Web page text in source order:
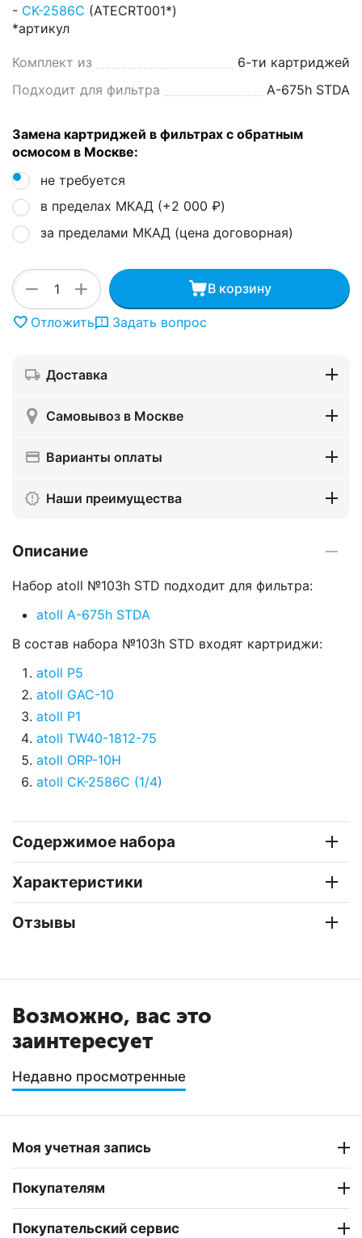
- CK-2586C (ATECRT001*)
*артикул
Комплект из
6-ти картриджей
Подходит для фильтра
A-675h STDA
Замена картриджей в фильтрах с обратным
осмосом в Москве:
не требуется
в пределах МКАД (+2 000 ₽)
за пределами МКАД (цена договорная)
+
− В корзину
Отложить Задать вопрос
Доставка
Самовывоз в Москве
Варианты оплаты
Наши преимущества
Описание
Набор atoll №103h STD подходит для фильтра:
atoll A-675h STDA
В состав набора №103h STD входят картриджи:
atoll P5
atoll GAC-10
atoll P1
atoll TW40-1812-75
atoll ORP-10H
atoll CK-2586C (1/4)
Содержимое набора
Характеристики
Отзывы
Возможно, вас это
заинтересует
Недавно просмотренные
Моя учетная запись
Покупателям
Покупательский сервис